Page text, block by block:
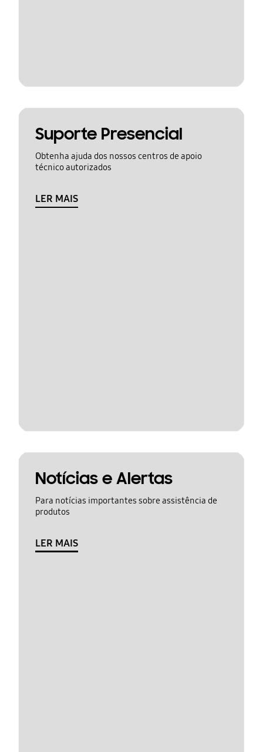
Suporte Presencial
Obtenha ajuda dos nossos centros de apoio
técnico autorizados
LER MAIS
Notícias e Alertas
Para notícias importantes sobre assistência de
produtos
LER MAIS